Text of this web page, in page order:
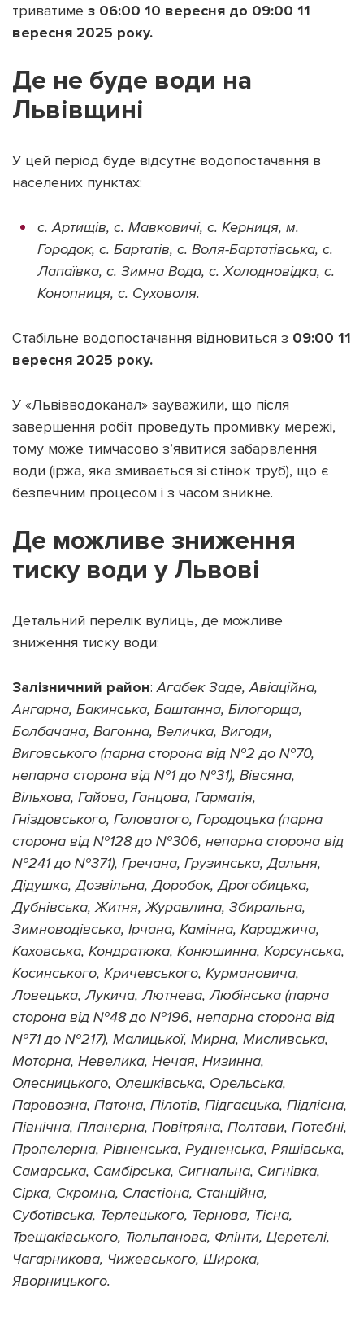
триватиме з 06:00 10 вересня до 09:00 11
вересня 2025 року.
Де не буде води на
Львівщині
У цей період буде відсутнє водопостачання в
населених пунктах:
с. Артищів, с. Мавковичі, с. Керниця, м.
Городок, с. Бартатів, с. Воля-Бартатівська, с.
Лапаївка, с. Зимна Вода, с. Холодновідка, с.
Конопниця, с. Суховоля.
Стабільне водопостачання відновиться з 09:00 11
вересня 2025 року.
У «Львівводоканал» зауважили, що після
завершення робіт проведуть промивку мережі,
тому може тимчасово з’явитися забарвлення
води (іржа, яка змивається зі стінок труб), що є
безпечним процесом і з часом зникне.
Де можливе зниження
тиску води у Львові
Детальний перелік вулиць, де можливе
зниження тиску води:
Залізничний район:Агабек Заде, Авіаційна,
Ангарна, Бакинська, Баштанна, Білогорща,
Болбачана, Вагонна, Величка, Вигоди,
Виговського (парна сторона від №2 до №70,
непарна сторона від №1 до №31), Вівсяна,
Вільхова, Гайова, Ганцова, Гарматія,
Гніздовського, Головатого, Городоцька (парна
сторона від №128 до №306, непарна сторона від
№241 до №371), Гречана, Грузинська, Дальня,
Дідушка, Дозвільна, Доробок, Дрогобицька,
Дубнівська, Житня, Журавлина, Збиральна,
Зимноводівська, Ірчана, Камінна, Караджича,
Каховська, Кондратюка, Конюшинна, Корсунська,
Косинського, Кричевського, Курмановича,
Ловецька, Лукича, Лютнева, Любінська (парна
сторона від №48 до №196, непарна сторона від
№71 до №217), Малицької, Мирна, Мисливська,
Моторна, Невелика, Нечая, Низинна,
Олесницького, Олешківська, Орельська,
Паровозна, Патона, Пілотів, Підгаєцька, Підлісна,
Північна, Планерна, Повітряна, Полтави, Потебні,
Пропелерна, Рівненська, Рудненська, Ряшівська,
Самарська, Самбірська, Сигнальна, Сигнівка,
Сірка, Скромна, Сластіона, Станційна,
Суботівська, Терлецького, Тернова, Тісна,
Трещаківського, Тюльпанова, Флінти, Церетелі,
Чагарникова, Чижевського, Широка,
Яворницького.